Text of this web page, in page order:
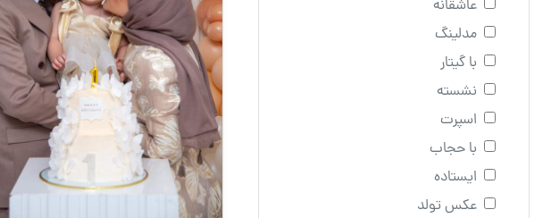
عاشقانه
مدلینگ
با گیتار
نشسته
اسپرت
با حجاب
ایستاده
عکس تولد